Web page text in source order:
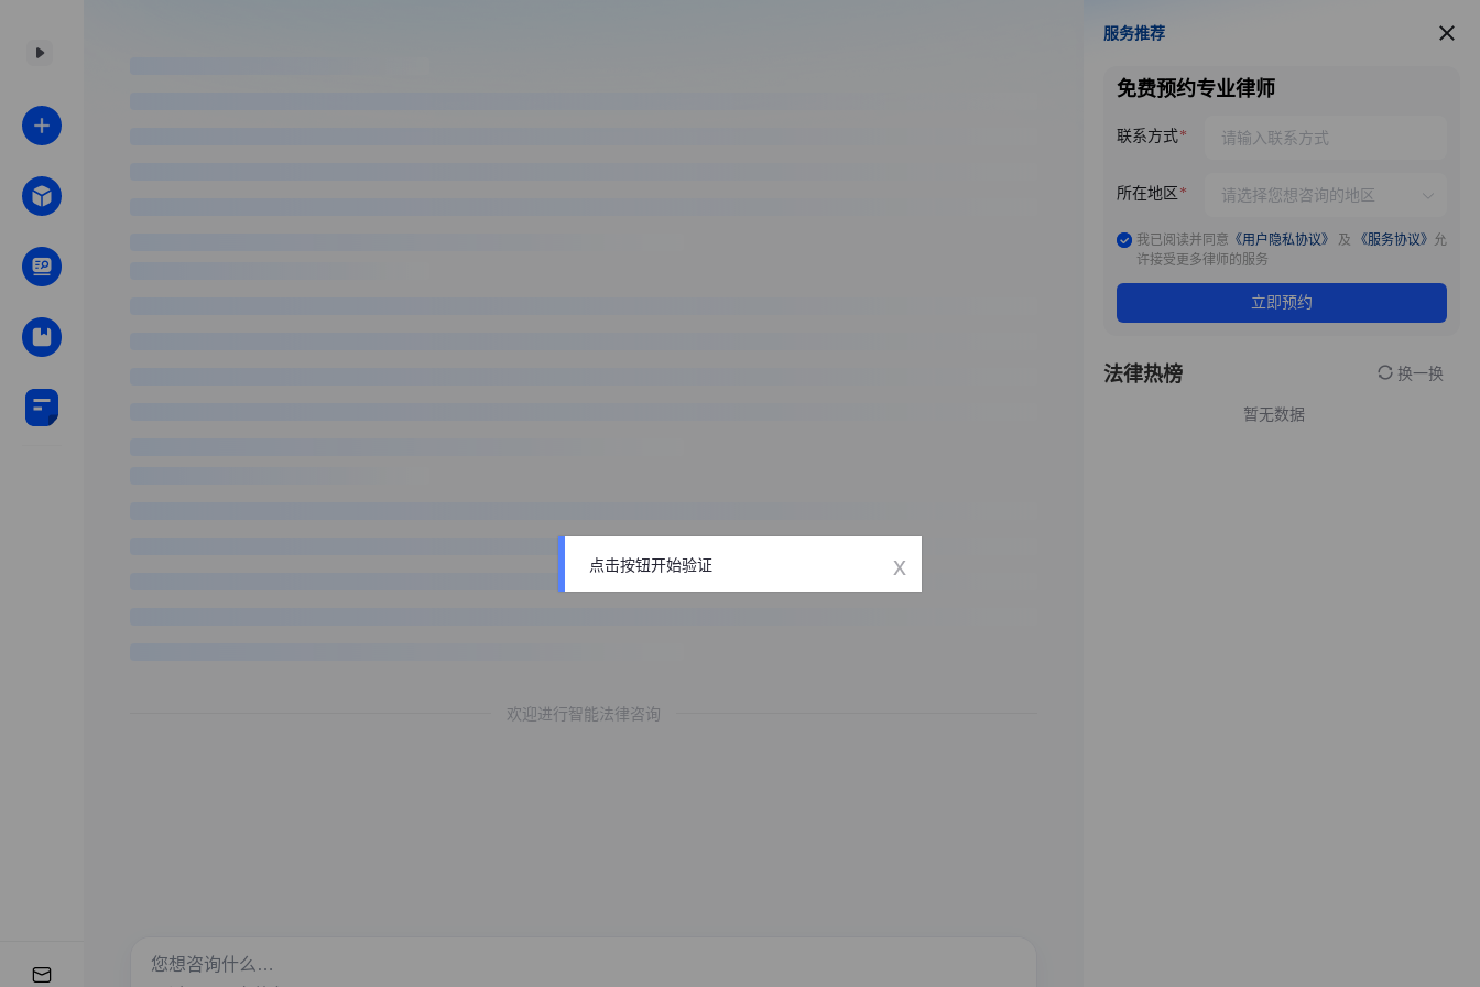
欢迎进行智能法律咨询
服务推荐
服务推荐
免费预约专业律师
联系方式
所在地区
我已阅读并同意 《用户隐私协议》 及 《服务协议》 允
许接受更多律师的服务
立即预约
法律热榜 换一换
暂无数据
点击按钮开始验证 x